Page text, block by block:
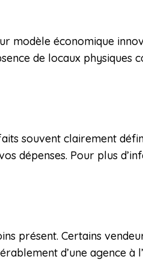
modèle économique
de locaux physiques
souvent clairement
dépenses. Pour plus
présent. Certains
d’une agence à